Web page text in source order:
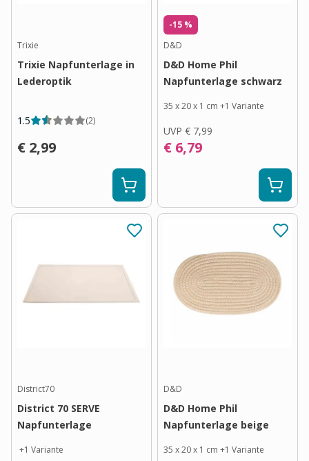
Trixie
Trixie Napfunterlage in
Lederoptik
1.5 (2)
€ 2,99
-15 %
D&D
D&D Home Phil
Napfunterlage schwarz
35 x 20 x 1 cm +1 Variante
UVP € 7,99
€ 6,79
District70
District 70 SERVE
Napfunterlage
+1 Variante
D&D
D&D Home Phil
Napfunterlage beige
35 x 20 x 1 cm +1 Variante